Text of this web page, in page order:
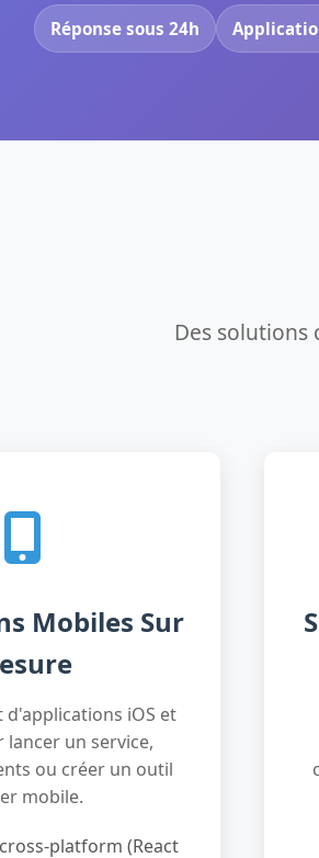
Réponse sous 24h
Des
Mobiles Sur
iOS et
un service,
ou créer un outil
mobile.
platform (React